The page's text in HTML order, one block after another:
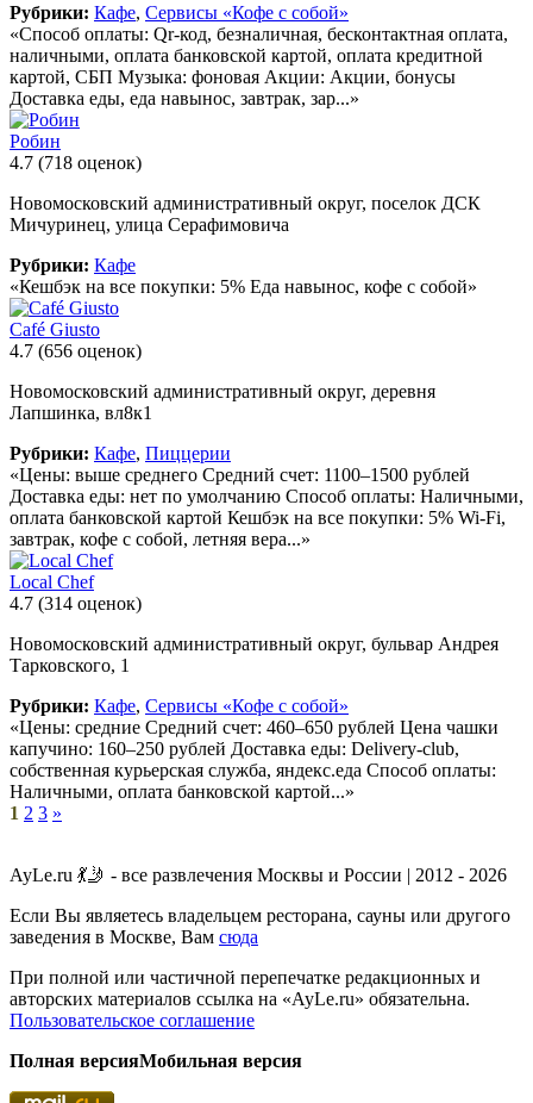
Рубрики: Кафе, Сервисы «Кофе с собой»
«Способ оплаты: Qr-код, безналичная, бесконтактная оплата,
наличными, оплата банковской картой, оплата кредитной
картой, СБП Музыка: фоновая Акции: Акции, бонусы
Доставка еды, еда навынос, завтрак, зар...»
Робин
4.7 (718 оценок)
Новомосковский административный округ, поселок ДСК
Мичуринец, улица Серафимовича
Рубрики: Кафе
«Кешбэк на все покупки: 5% Еда навынос, кофе с собой»
Café Giusto
4.7 (656 оценок)
Новомосковский административный округ, деревня
Лапшинка, вл8к1
Рубрики: Кафе, Пиццерии
«Цены: выше среднего Средний счет: 1100–1500 рублей
Доставка еды: нет по умолчанию Способ оплаты: Наличными,
оплата банковской картой Кешбэк на все покупки: 5% Wi-Fi,
завтрак, кофе с собой, летняя вера...»
Local Chef
4.7 (314 оценок)
Новомосковский административный округ, бульвар Андрея
Тарковского, 1
Рубрики: Кафе, Сервисы «Кофе с собой»
«Цены: средние Средний счет: 460–650 рублей Цена чашки
капучино: 160–250 рублей Доставка еды: Delivery-club,
собственная курьерская служба, яндекс.еда Способ оплаты:
Наличными, оплата банковской картой...»
1 2 3 »
AyLe.ru 💃🤳 - все развлечения Москвы и России | 2012 - 2026
Если Вы являетесь владельцем ресторана, сауны или другого
заведения в Москве, Вам сюда
При полной или частичной перепечатке редакционных и
авторских материалов ссылка на «AyLe.ru» обязательна.
Пользовательское соглашение
Полная версияМобильная версия